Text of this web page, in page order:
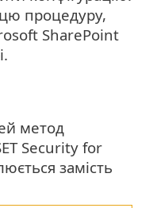
процедуру,
SharePoint
метод
Security for
замість